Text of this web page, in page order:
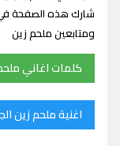
شارك هذه الصفحة
ومتابعين ملحم زين
كلمات اغاني
اغنية ملحم زين